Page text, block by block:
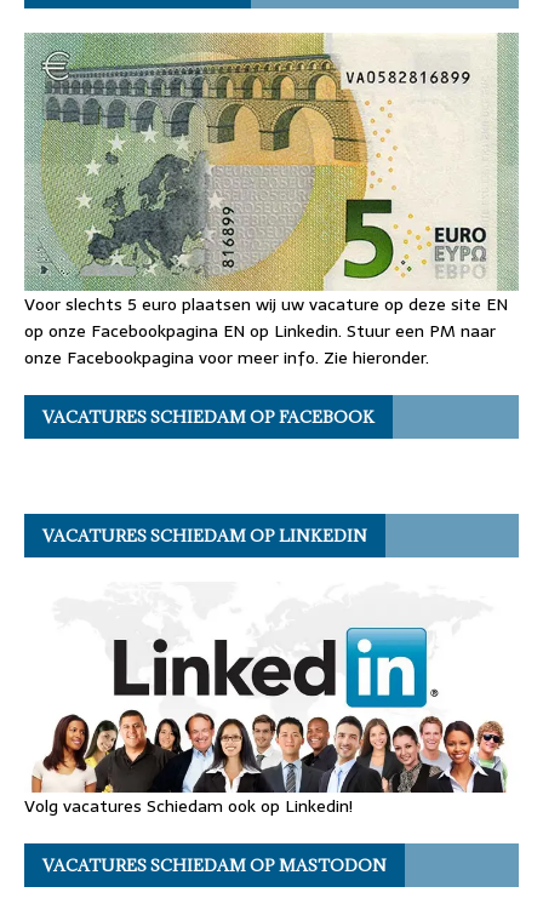
Voor slechts 5 euro plaatsen wij uw vacature op deze site EN
op onze Facebookpagina EN op Linkedin. Stuur een PM naar
onze Facebookpagina voor meer info. Zie hieronder.
VACATURES SCHIEDAM OP FACEBOOK
VACATURES SCHIEDAM OP LINKEDIN
Volg vacatures Schiedam ook op Linkedin!
VACATURES SCHIEDAM OP MASTODON